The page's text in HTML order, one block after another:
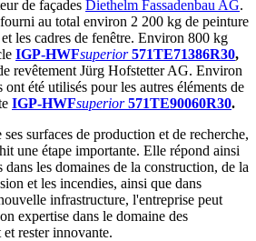
de façades Diethelm Fassadenbau AG.
au total environ 2 200 kg de peinture
les cadres de fenêtre. Environ 800 kg
IGP-HWFsuperior 571TE71386R30,
revêtement Jürg Hofstetter AG. Environ
été utilisés pour les autres éléments de
IGP-HWFsuperior 571TE90060R30.
surfaces de production et de recherche,
une étape importante. Elle répond ainsi
dans les domaines de la construction, de la
et les incendies, ainsi que dans
infrastructure, l'entreprise peut
expertise dans le domaine des
rester innovante.